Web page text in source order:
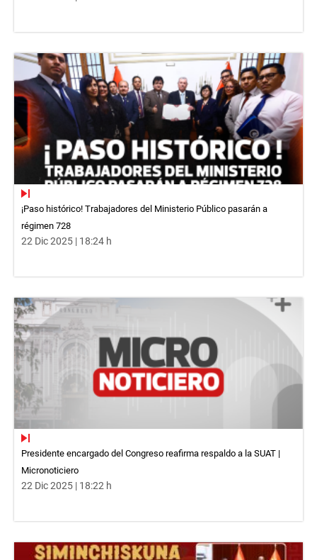
¡Paso histórico! Trabajadores del Ministerio Público pasarán a
régimen 728
22 Dic 2025 | 18:24 h
Presidente encargado del Congreso reafirma respaldo a la SUAT |
Micronoticiero
22 Dic 2025 | 18:22 h